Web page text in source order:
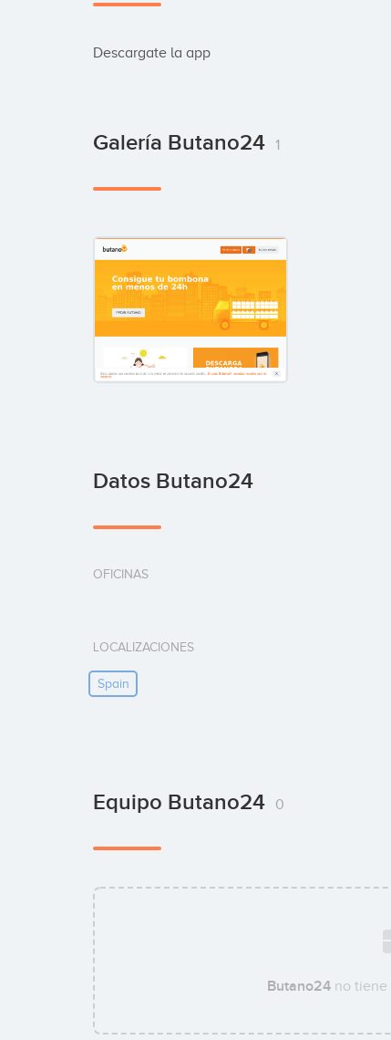
Descargate la app
Galería Butano24 1
Datos Butano24
OFICINAS
LOCALIZACIONES
Spain
Equipo Butano24 0
Butano24no tiene